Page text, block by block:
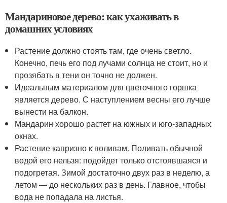
Мандариновое дерево: как ухаживать в
домашних условиях
Растение должно стоять там, где очень светло.
Конечно, печь его под лучами солнца не стоит, но и
прозябать в тени он точно не должен.
Идеальным материалом для цветочного горшка
является дерево. С наступлением весны его лучше
вынести на балкон.
Мандарин хорошо растет на южных и юго-западных
окнах.
Растение капризно к поливам. Поливать обычной
водой его нельзя: подойдет только отстоявшаяся и
подогретая. Зимой достаточно двух раз в неделю, а
летом — до нескольких раз в день. Главное, чтобы
вода не попадала на листья.